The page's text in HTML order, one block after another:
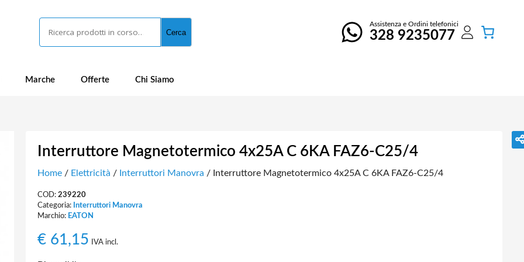
Cerca
Assistenza e Ordini telefonici
328 9235077
Marche Offerte Chi Siamo
Interruttore Magnetotermico 4x25A C 6KA FAZ6-C25/4
Home/ Elettricità / Interruttori Manovra / Interruttore Magnetotermico 4x25A C 6KA FAZ6-C25/4
COD: 239220
Categoria: Interruttori Manovra
Marchio: EATON
€61,15 IVA incl.